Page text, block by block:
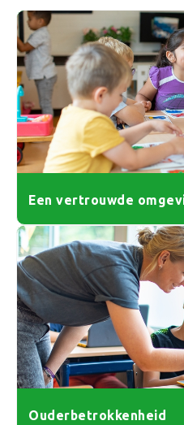
Een vertrouwde
Ouderbetrokkenheid